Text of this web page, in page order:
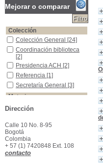
Mejorar o comparar
Colección
Colección General
Colección General [24]
Coordinación biblioteca
Coordinación biblioteca
[2]
Presidencia ACH
Presidencia ACH [2]
Referencia
Referencia [1]
Secretaría General
Secretaría General [3]
Materias
Colombia--Historia
Colombia--Historia
Bogotá -Política y Gobierno -1539-
Gobierno -1539-1933
Colombia--Historia--Colonia--1550-
Colombia--Historia--
Colonia--1550-1810
Símbolos patrios-Colombia
Símbolos patrios-
Colombia
Dirección
Calle 10 No. 8-95
Bogotá
Colombia
+ 57 (1) 7420848 Ext. 108
contacto